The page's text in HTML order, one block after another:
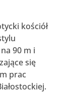
kościół
90 m i
się
prac